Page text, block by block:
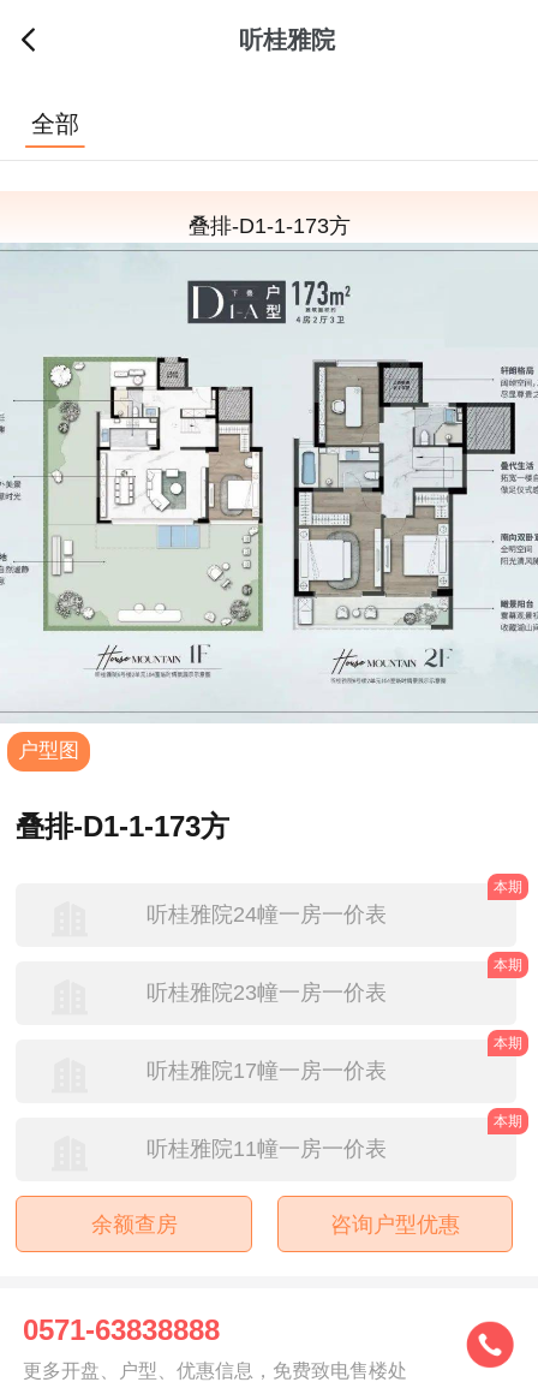
听桂雅院
全部
叠排-D1-1-173方
户型图
叠排-D1-1-173方
听桂雅院24幢一房一价表
本期
听桂雅院23幢一房一价表
本期
听桂雅院17幢一房一价表
本期
听桂雅院11幢一房一价表
本期
余额查房 咨询户型优惠
0571-63838888
更多开盘、户型、优惠信息，免费致电售楼处